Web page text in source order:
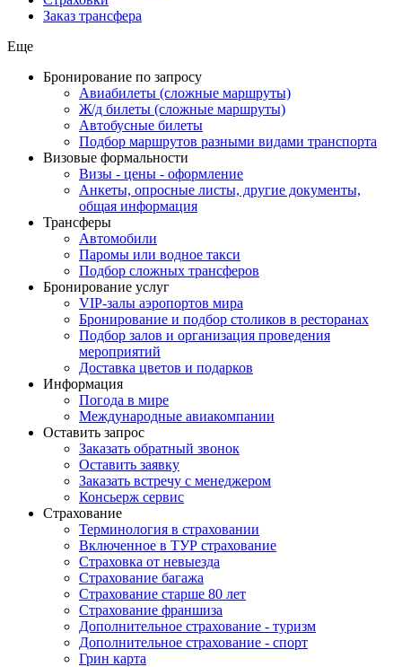
Заказ трансфера
Еще
Бронирование по запросу
Авиабилеты (сложные маршруты)
Ж/д билеты (сложные маршруты)
Автобусные билеты
Подбор маршрутов разными видами транспорта
Визовые формальности
Визы - цены - оформление
Анкеты, опросные листы, другие документы,
общая информация
Трансферы
Автомобили
Паромы или водное такси
Подбор сложных трансферов
Бронирование услуг
VIP-залы аэропортов мира
Бронирование и подбор столиков в ресторанах
Подбор залов и организация проведения
мероприятий
Доставка цветов и подарков
Информация
Погода в мире
Международные авиакомпании
Оставить запрос
Заказать обратный звонок
Оставить заявку
Заказать встречу с менеджером
Консьерж сервис
Страхование
Терминология в страховании
Включенное в ТУР страхование
Страховка от невыезда
Страхование багажа
Страхование старше 80 лет
Страхование франшиза
Дополнительное страхование - туризм
Дополнительное страхование - спорт
Грин карта